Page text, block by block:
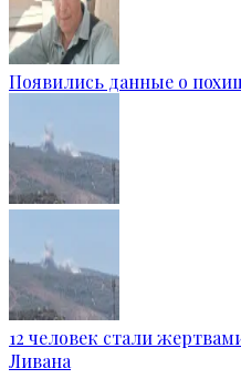
Появились данные о
12 человек стали
Ливана